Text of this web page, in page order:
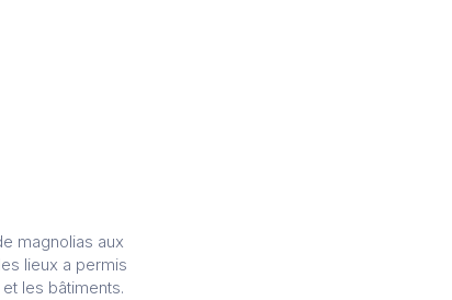
magnolias aux
lieux a permis
les bâtiments.